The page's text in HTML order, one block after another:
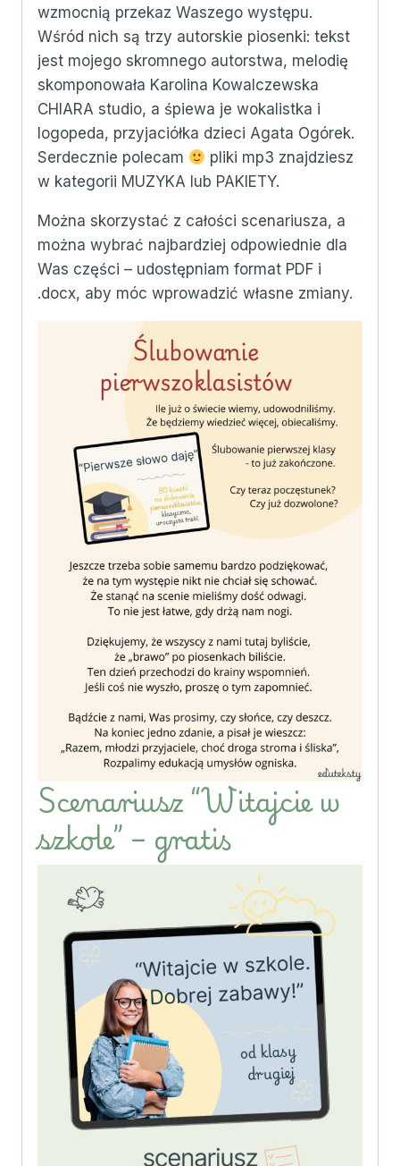
wzmocnią przekaz Waszego występu.
Wśród nich są trzy autorskie piosenki: tekst
jest mojego skromnego autorstwa, melodię
skomponowała Karolina Kowalczewska
CHIARA studio, a śpiewa je wokalistka i
logopeda, przyjaciółka dzieci Agata Ogórek.
Serdecznie polecam
pliki mp3 znajdziesz
w kategorii MUZYKA lub PAKIETY.
Można skorzystać z całości scenariusza, a
można wybrać najbardziej odpowiednie dla
Was części – udostępniam format PDF i
.docx, aby móc wprowadzić własne zmiany.
Scenariusz “Witajcie w
szkole” – gratis